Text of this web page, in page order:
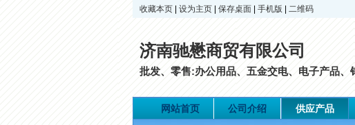
收藏本页 设为主页 保存桌面 手机版 二维码
济南驰懋商贸有限公司
批发、零售:办公用品、五金交电、电子产品
网站首页 公司介绍 供应产品